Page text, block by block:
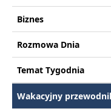
Biznes
Rozmowa Dnia
Temat Tygodnia
Wakacyjny